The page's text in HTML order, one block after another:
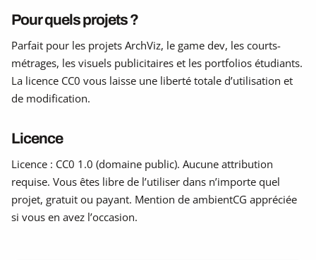
Pour quels projets ?
Parfait pour les projets ArchViz, le game dev, les courts-
métrages, les visuels publicitaires et les portfolios étudiants.
La licence CC0 vous laisse une liberté totale d’utilisation et
de modification.
Licence
Licence : CC0 1.0 (domaine public). Aucune attribution
requise. Vous êtes libre de l’utiliser dans n’importe quel
projet, gratuit ou payant. Mention de ambientCG appréciée
si vous en avez l’occasion.